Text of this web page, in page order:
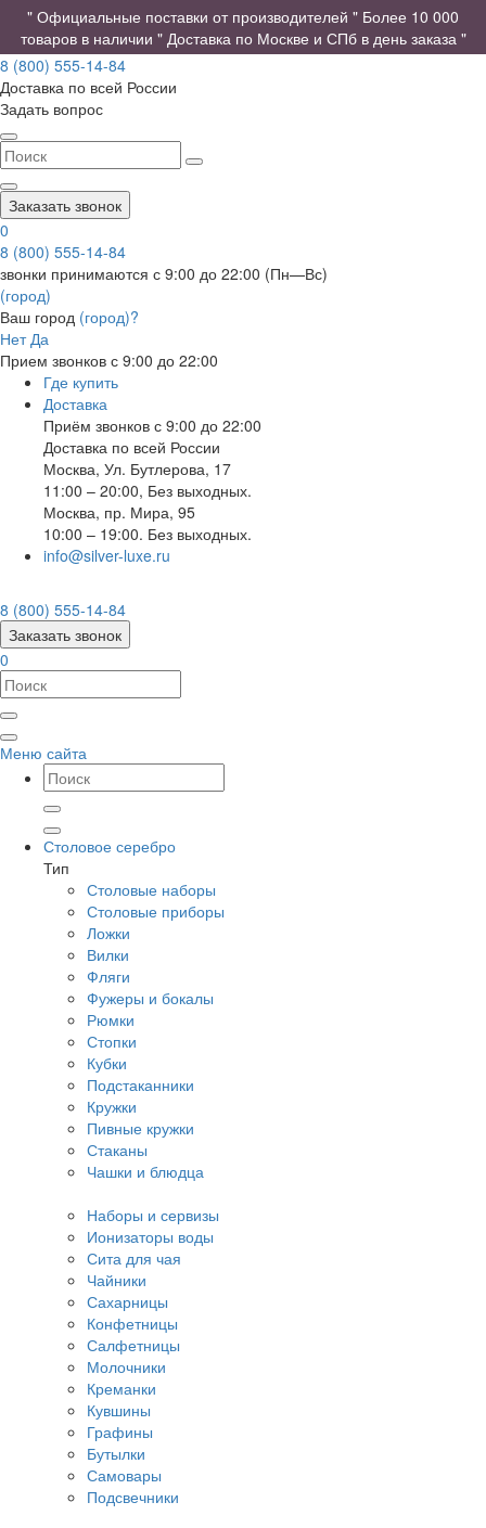
" Официальные поставки от производителей " Более 10 000
товаров в наличии " Доставка по Москве и СПб в день заказа "
8 (800) 555-14-84
Доставка по всей России
Задать вопрос
Заказать звонок
0
8 (800) 555-14-84
звонки принимаются с 9:00 до 22:00 (Пн—Вс)
(город)
Ваш город (город)?
Нет Да
Прием звонков с 9:00 до 22:00
Где купить
Доставка
Приём звонков с 9:00 до 22:00
Доставка по всей России
Москва, Ул. Бутлерова, 17
11:00 – 20:00, Без выходных.
Москва, пр. Мира, 95
10:00 – 19:00. Без выходных.
info@silver-luxe.ru
8 (800) 555-14-84
Заказать звонок
0
Меню сайта
Столовое серебро
Тип
Столовые наборы
Столовые приборы
Ложки
Вилки
Фляги
Фужеры и бокалы
Рюмки
Стопки
Кубки
Подстаканники
Кружки
Пивные кружки
Стаканы
Чашки и блюдца
Наборы и сервизы
Ионизаторы воды
Сита для чая
Чайники
Сахарницы
Конфетницы
Салфетницы
Молочники
Креманки
Кувшины
Графины
Бутылки
Самовары
Подсвечники